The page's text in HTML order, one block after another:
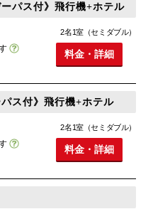
パス付》飛行機+ホテル
2名1室（セミダブル）
料金・詳細
ス付》飛行機+ホテル
2名1室（セミダブル）
料金・詳細